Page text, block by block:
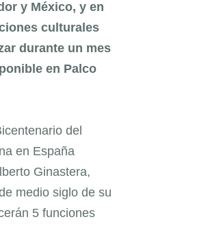
y México, y en
culturales
durante un mes
en Palco
del
en España
Ginastera,
medio siglo de su
5 funciones